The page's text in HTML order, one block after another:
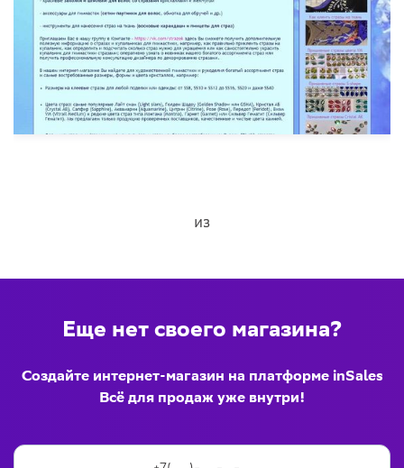
из
Еще нет своего магазина?
Создайте интернет-магазин на платформе inSales
Всё для продаж уже внутри!